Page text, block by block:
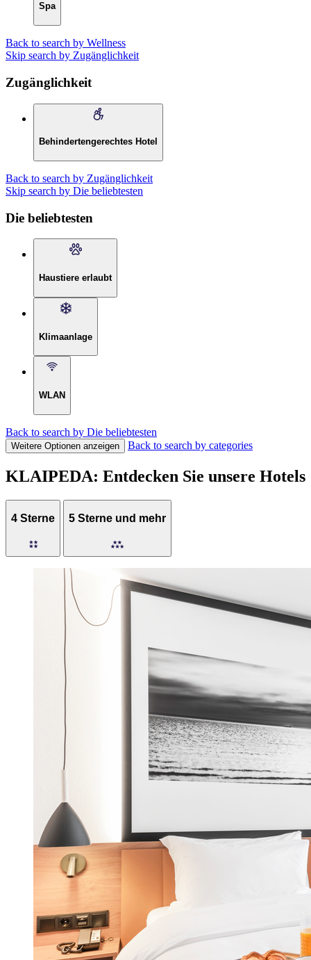
Spa
Back to search by Wellness
Skip search by Zugänglichkeit
Zugänglichkeit
Behindertengerechtes Hotel
Back to search by Zugänglichkeit
Skip search by Die beliebtesten
Die beliebtesten
Haustiere erlaubt
Klimaanlage
WLAN
Back to search by Die beliebtesten
Weitere Optionen anzeigen Back to search by categories
KLAIPEDA: Entdecken Sie unsere Hotels
4 Sterne 5 Sterne und mehr